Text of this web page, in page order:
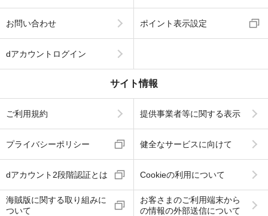
お問い合わせ ポイント表示設定
dアカウントログイン
サイト情報
ご利用規約 提供事業者等に関する表示
プライバシーポリシー 健全なサービスに向けて
dアカウント2段階認証とは Cookieの利用について
海賊版に関する取り組みに
ついて
お客さまのご利用端末から
の情報の外部送信について